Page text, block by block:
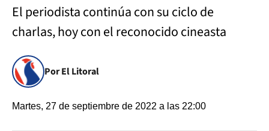
El periodista continúa con su ciclo de
charlas, hoy con el reconocido cineasta
Por El Litoral
Martes, 27 de septiembre de 2022 a las 22:00